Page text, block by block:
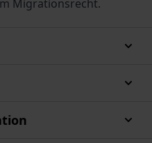
Migrationsrecht.